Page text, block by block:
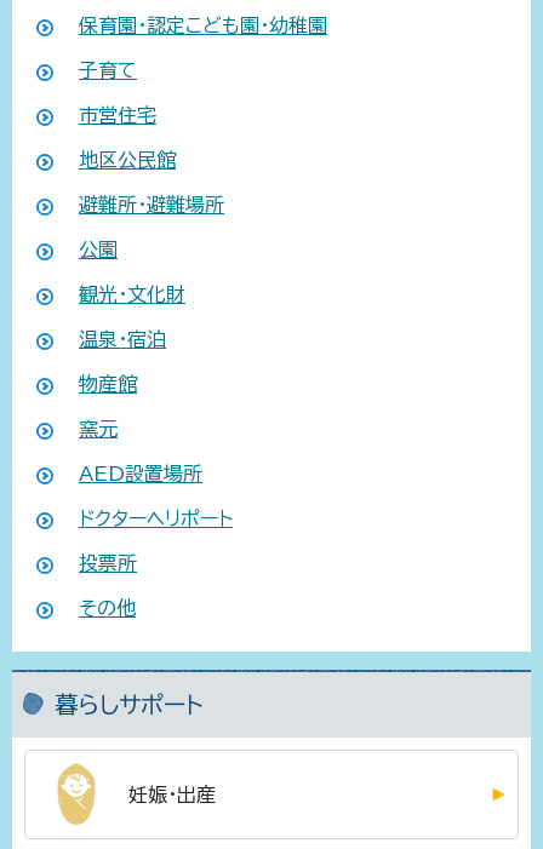
保育園・認定こども園・幼稚園
子育て
市営住宅
地区公民館
避難所・避難場所
公園
観光・文化財
温泉・宿泊
物産館
窯元
AED設置場所
ドクターヘリポート
投票所
その他
暮らしサポート
妊娠・出産